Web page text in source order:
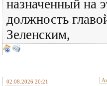
назначенный на
должность
Зеленским,
02.08.2026 20:21